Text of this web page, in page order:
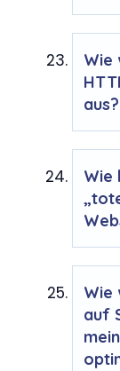
Wie
aus?
Wie
Wie
auf